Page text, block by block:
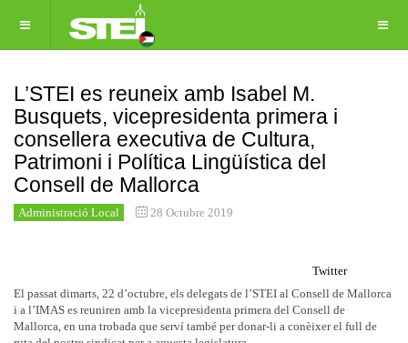
L’STEI es reuneix amb Isabel M.
Busquets, vicepresidenta primera i
consellera executiva de Cultura,
Patrimoni i Política Lingüística del
Consell de Mallorca
Administració Local 28 Octubre 2019
Twitter
El passat dimarts, 22 d’octubre, els delegats de l’STEI al Consell de Mallorca
i a l’IMAS es reuniren amb la vicepresidenta primera del Consell de
Mallorca, en una trobada que serví també per donar-li a conèixer el full de